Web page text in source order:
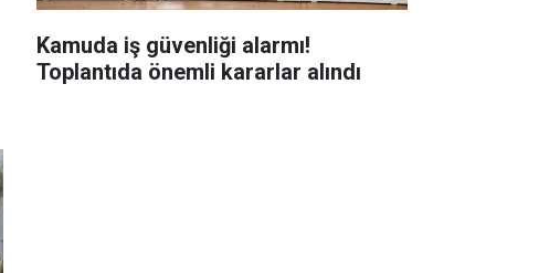
Kamuda iş güvenliği alarmı!
Toplantıda önemli kararlar alındı